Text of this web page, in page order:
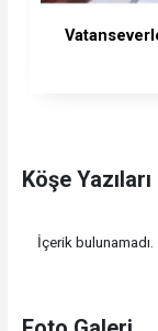
Köşe Yazıları
İçerik bulunamadı.